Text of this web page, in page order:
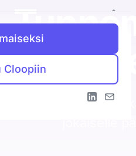
yhdessä
EU ja yksityisyys
Cloopiin
Myös
Cloop poimii